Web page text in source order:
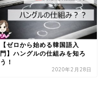
【ゼロから始める韓国語入
門】ハングルの仕組みを知ろ
う！
2020年2月28日